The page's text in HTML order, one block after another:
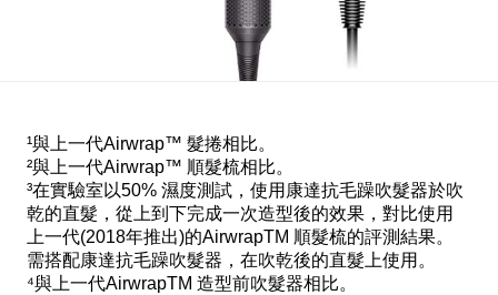
¹與上一代Airwrap™ 髮捲相比。
²與上一代Airwrap™ 順髮梳相比。
³在實驗室以50% 濕度測試，使用康達抗毛躁吹髮器於吹
乾的直髮，從上到下完成一次造型後的效果，對比使用
上一代(2018年推出)的AirwrapTM 順髮梳的評測結果。
需搭配康達抗毛躁吹髮器，在吹乾後的直髮上使用。
⁴與上一代AirwrapTM 造型前吹髮器相比。